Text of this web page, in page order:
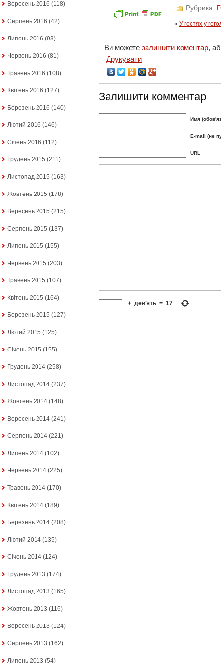
Вересень 2016 (118)
Серпень 2016 (42)
Липень 2016 (93)
Червень 2016 (81)
Травень 2016 (108)
Квітень 2016 (127)
Березень 2016 (140)
Лютий 2016 (146)
Січень 2016 (112)
Грудень 2015 (211)
Листопад 2015 (163)
Жовтень 2015 (178)
Вересень 2015 (215)
Серпень 2015 (137)
Липень 2015 (155)
Червень 2015 (203)
Травень 2015 (107)
Квітень 2015 (164)
Березень 2015 (127)
Лютий 2015 (125)
Січень 2015 (155)
Грудень 2014 (258)
Листопад 2014 (237)
Жовтень 2014 (148)
Вересень 2014 (241)
Серпень 2014 (221)
Липень 2014 (102)
Червень 2014 (225)
Травень 2014 (170)
Квітень 2014 (189)
Березень 2014 (208)
Лютий 2014 (135)
Січень 2014 (124)
Грудень 2013 (174)
Листопад 2013 (165)
Жовтень 2013 (116)
Вересень 2013 (124)
Серпень 2013 (162)
Липень 2013 (54)
Рубрика:
« У гостях у
Ви можете залишити коментар,
Друкувати
Залишити комментар
Имя
E-mail (не
URL
+ дев'ять = 17